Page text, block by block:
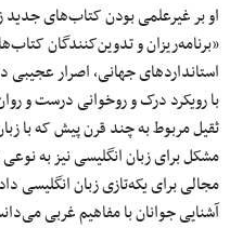
او بر غیرعلمی ‌بودن کتاب‌های جدید
«برنامه‌ریزان و تدوین‌کنندگان
استانداردهای جهانی، اصرار
با رویکرد درک و روخوانی درست و
ثقیل مربوط به چند قرن پیش که با
مشکل برای زبان انگلیسی نیز به
مجالی برای یکه‌تازی زبان انگلیسی
آشنایی جوانان با مفاهیم غربی